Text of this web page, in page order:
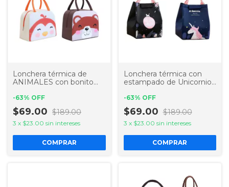
Lonchera térmica de
ANIMALES con bonito
-63% OFF
$69.00 $189.00
3 x $23.00 sin intereses
COMPRAR
Lonchera térmica con
estampado de Unicornio
-63% OFF
$69.00 $189.00
3 x $23.00 sin intereses
COMPRAR